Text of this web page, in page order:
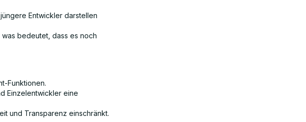
Entwickler darstellen
bedeutet, dass es noch
Funktionen.
Einzelentwickler eine
und Transparenz einschränkt.